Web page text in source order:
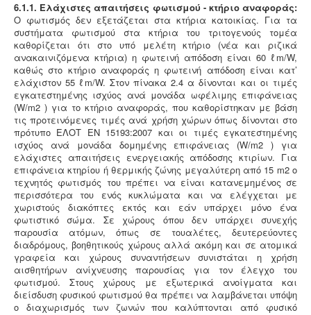
6.1.1. Ελάχιστες απαιτήσεις φωτισμού - κτήριο αναφοράς:
Ο φωτισμός δεν εξετάζεται στα κτήρια κατοικίας. Για τα
συστήματα φωτισμού στα κτήρια του τριτογενούς τομέα
καθορίζεται ότι στο υπό μελέτη κτήριο (νέα και ριζικά
ανακαινιζόμενα κτήρια) η φωτεινή απόδοση είναι 60 ℓm/W,
καθώς στο κτήριο αναφοράς η φωτεινή απόδοση είναι κατ’
ελάχιστον 55 ℓm/W. Στον πίνακα 2.4 α δίνονται και οι τιμές
εγκατεστημένης ισχύος ανά μονάδα ωφέλιμης επιφάνειας
(W/m2 ) για το κτήριο αναφοράς, που καθορίστηκαν με βάση
τις προτεινόμενες τιμές ανά χρήση χώρων όπως δίνονται στο
πρότυπο ΕΛΟΤ ΕΝ 15193:2007 και οι τιμές εγκατεστημένης
ισχύος ανά μονάδα δομημένης επιφάνειας (W/m2 ) για
ελάχιστες απαιτήσεις ενεργειακής απόδοσης κτιρίων. Για
επιφάνεια κτηρίου ή θερμικής ζώνης μεγαλύτερη από 15 m2 ο
τεχνητός φωτισμός του πρέπει να είναι κατανεμημένος σε
περισσότερα του ενός κυκλώματα και να ελέγχεται με
χωριστούς διακόπτες εκτός και εάν υπάρχει μόνο ένα
φωτιστικό σώμα. Σε χώρους όπου δεν υπάρχει συνεχής
παρουσία ατόμων, όπως σε τουαλέτες, δευτερεύοντες
διαδρόμους, βοηθητικούς χώρους αλλά ακόμη και σε ατομικά
γραφεία και χώρους συναντήσεων συνιστάται η χρήση
αισθητήρων ανίχνευσης παρουσίας για τον έλεγχο του
φωτισμού. Στους χώρους με εξωτερικά ανοίγματα και
διείσδυση φυσικού φωτισμού θα πρέπει να λαμβάνεται υπόψη
ο διαχωρισμός των ζωνών που καλύπτονται από φυσικό